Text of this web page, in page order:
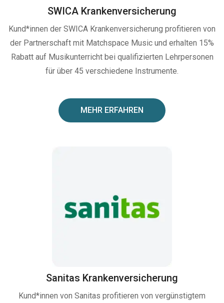
SWICA Krankenversicherung
Kund*innen der SWICA Krankenversicherung profitieren von
der Partnerschaft mit Matchspace Music und erhalten 15%
Rabatt auf Musikunterricht bei qualifizierten Lehrpersonen
für über 45 verschiedene Instrumente.
MEHR ERFAHREN
Sanitas Krankenversicherung
Kund*innen von Sanitas profitieren von vergünstigtem